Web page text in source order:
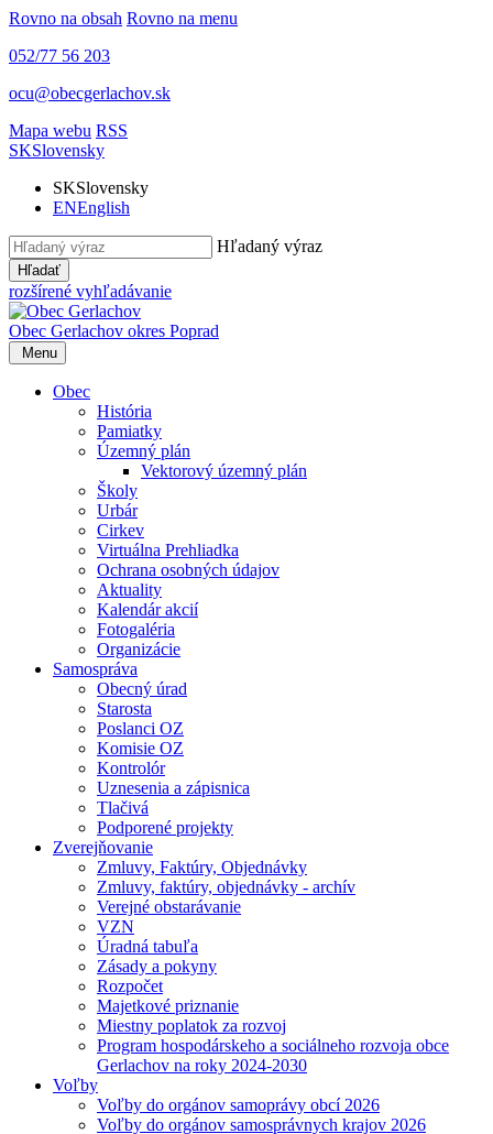
Rovno na obsah Rovno na menu
052/77 56 203
ocu@obecgerlachov.sk
Mapa webu RSS
SKSlovensky
SKSlovensky
ENEnglish
Hľadaný výraz
Hľadať
rozšírené vyhľadávanie
Obec Gerlachov okres Poprad
Menu
Obec
História
Pamiatky
Územný plán
Vektorový územný plán
Školy
Urbár
Cirkev
Virtuálna Prehliadka
Ochrana osobných údajov
Aktuality
Kalendár akcií
Fotogaléria
Organizácie
Samospráva
Obecný úrad
Starosta
Poslanci OZ
Komisie OZ
Kontrolór
Uznesenia a zápisnica
Tlačivá
Podporené projekty
Zverejňovanie
Zmluvy, Faktúry, Objednávky
Zmluvy, faktúry, objednávky - archív
Verejné obstarávanie
VZN
Úradná tabuľa
Zásady a pokyny
Rozpočet
Majetkové priznanie
Miestny poplatok za rozvoj
Program hospodárskeho a sociálneho rozvoja obce
Gerlachov na roky 2024-2030
Voľby
Voľby do orgánov samoprávy obcí 2026
Voľby do orgánov samosprávnych krajov 2026